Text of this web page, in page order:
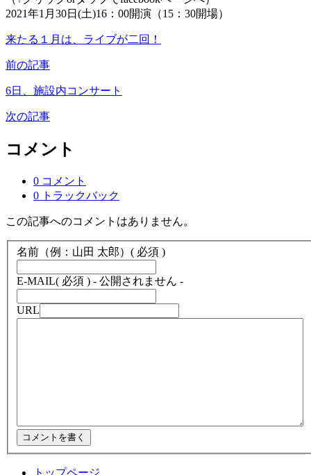
2021年1月30日(土)16：00開演（15：30開場）
来たる１月は、ライブが二回！
前の記事
6日、施設内コンサート
次の記事
コメント
0 コメント
0 トラックバック
この記事へのコメントはありません。
名前（例：山田 太郎） ( 必須 )
E-MAIL( 必須 ) - 公開されません -
URL